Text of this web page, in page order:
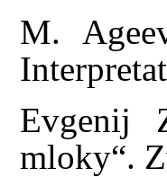
M.
Evgenij
mloky“.